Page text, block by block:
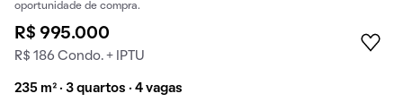
oportunidade de compra.
R$ 995.000
R$ 186 Condo. + IPTU
235 m² · 3 quartos · 4 vagas